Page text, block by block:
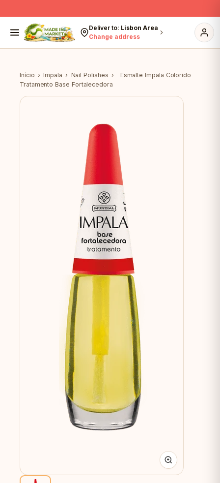
Deliver to: Lisbon Area
Change address
Início › Impala › Nail Polishes ›
Esmalte Impala Colorido
Tratamento Base Fortalecedora